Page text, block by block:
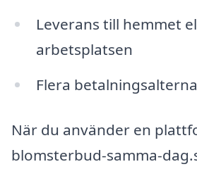
Leverans till hemmet
arbetsplatsen
Flera
När du använder en
blomsterbud-samma-